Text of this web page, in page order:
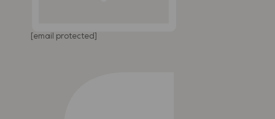
[email protected]